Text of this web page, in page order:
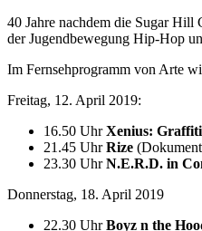
40 Jahre nachdem die Sugar Hill
der Jugendbewegung Hip-Hop
Im Fernsehprogramm von Arte
Freitag, 12. April 2019:
16.50 UhrXenius: Graffiti
21.45 UhrRize
23.30 UhrN.E.R.D. in
Donnerstag, 18. April 2019
22.30 UhrBoyz n the